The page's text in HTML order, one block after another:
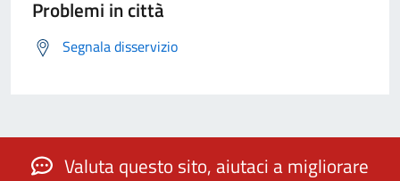
Problemi in città
Segnala disservizio
Valuta questo sito, aiutaci a migliorare